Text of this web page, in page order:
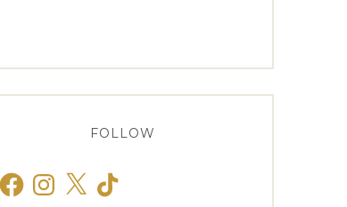
FOLLOW
FacebookInstagram
X TikTok